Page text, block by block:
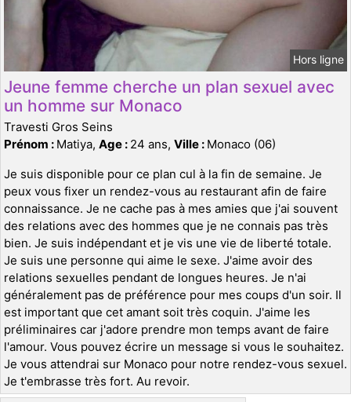
Hors ligne
Jeune femme cherche un plan sexuel avec
un homme sur Monaco
Travesti Gros Seins
Prénom : Matiya, Age : 24 ans, Ville : Monaco (06)
Je suis disponible pour ce plan cul à la fin de semaine. Je
peux vous fixer un rendez-vous au restaurant afin de faire
connaissance. Je ne cache pas à mes amies que j'ai souvent
des relations avec des hommes que je ne connais pas très
bien. Je suis indépendant et je vis une vie de liberté totale.
Je suis une personne qui aime le sexe. J'aime avoir des
relations sexuelles pendant de longues heures. Je n'ai
généralement pas de préférence pour mes coups d'un soir. Il
est important que cet amant soit très coquin. J'aime les
préliminaires car j'adore prendre mon temps avant de faire
l'amour. Vous pouvez écrire un message si vous le souhaitez.
Je vous attendrai sur Monaco pour notre rendez-vous sexuel.
Je t'embrasse très fort. Au revoir.